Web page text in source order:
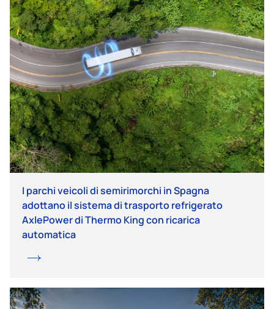
I parchi veicoli di semirimorchi in Spagna
adottano il sistema di trasporto refrigerato
AxlePower di Thermo King con ricarica
automatica